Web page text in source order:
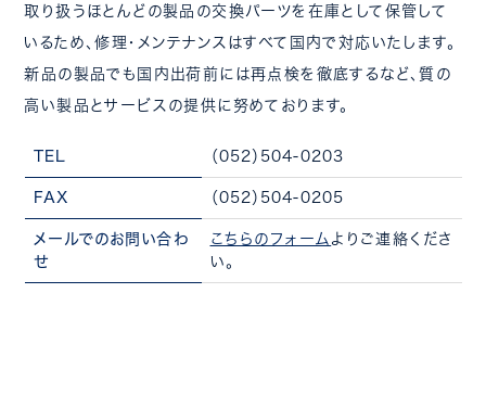
取り扱うほとんどの製品の交換パーツを在庫として保管して
いるため、修理・メンテナンスはすべて国内で対応いたします。
新品の製品でも国内出荷前には再点検を徹底するなど、質の
高い製品とサービスの提供に努めております。
TEL （052）504-0203
FAX （052）504-0205
メールでのお問い合わ
せ
こちらのフォーム よりご連絡くださ
い。